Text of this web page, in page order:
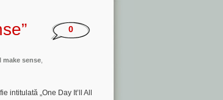
make sense
0
„One Day It’ll All